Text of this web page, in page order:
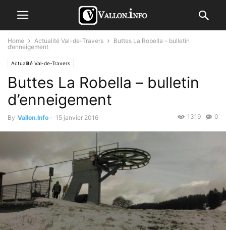
Home Actualité Val-de-Travers
Buttes La Robella – bulletin
d’enneigement
Actualité Val-de-Travers
Buttes La Robella – bulletin
d’enneigement
By Vallon.Info - 15 janvier 2016 0
1319